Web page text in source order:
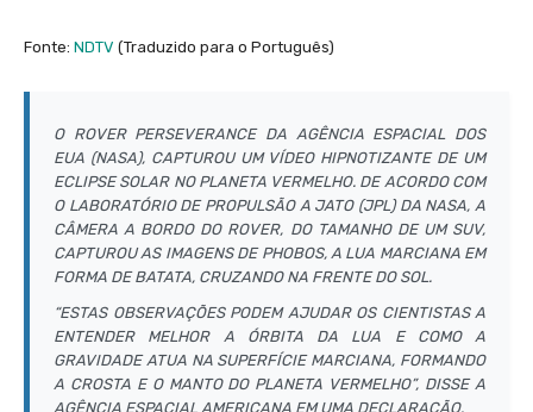
Fonte: NDTV (Traduzido para o Português)
O ROVER PERSEVERANCE DA AGÊNCIA ESPACIAL DOS
EUA (NASA), CAPTUROU UM VÍDEO HIPNOTIZANTE DE UM
ECLIPSE SOLAR NO PLANETA VERMELHO. DE ACORDO COM
O LABORATÓRIO DE PROPULSÃO A JATO (JPL) DA NASA, A
CÂMERA A BORDO DO ROVER, DO TAMANHO DE UM SUV,
CAPTUROU AS IMAGENS DE PHOBOS, A LUA MARCIANA EM
FORMA DE BATATA, CRUZANDO NA FRENTE DO SOL.
“ESTAS OBSERVAÇÕES PODEM AJUDAR OS CIENTISTAS A
ENTENDER MELHOR A ÓRBITA DA LUA E COMO A
GRAVIDADE ATUA NA SUPERFÍCIE MARCIANA, FORMANDO
A CROSTA E O MANTO DO PLANETA VERMELHO”, DISSE A
AGÊNCIA ESPACIAL AMERICANA EM UMA DECLARAÇÃO.